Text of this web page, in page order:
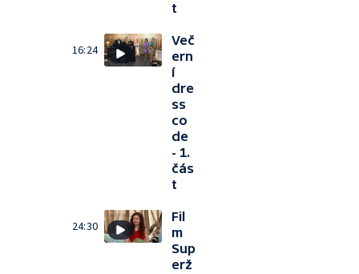
t
16:24
Več
ern
í
dre
ss
co
de
- 1.
čás
t
24:30
Fil
m
Sup
erž